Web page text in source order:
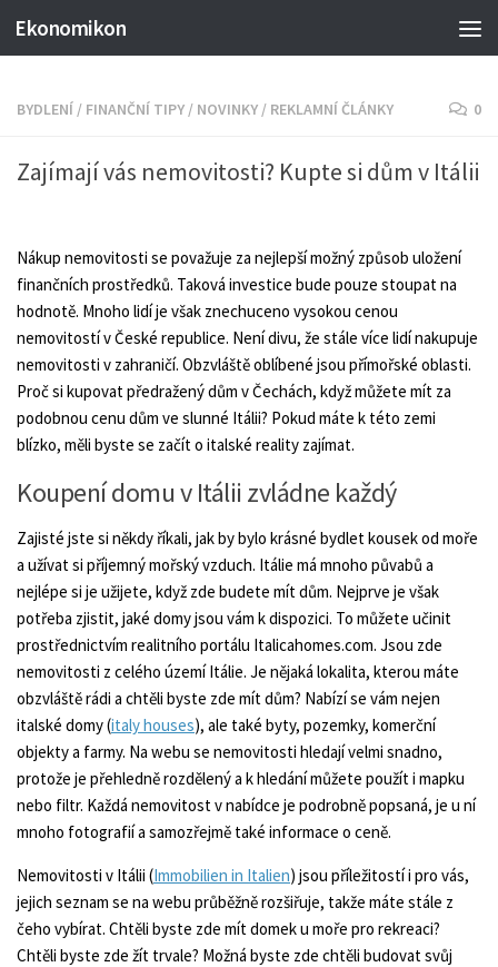
Ekonomikon
BYDLENÍ / FINANČNÍ TIPY / NOVINKY / REKLAMNÍ ČLÁNKY 0
Zajímají vás nemovitosti? Kupte si dům v Itálii
Nákup nemovitosti se považuje za nejlepší možný způsob uložení
finančních prostředků. Taková investice bude pouze stoupat na
hodnotě. Mnoho lidí je však znechuceno vysokou cenou
nemovitostí v České republice. Není divu, že stále více lidí nakupuje
nemovitosti v zahraničí. Obzvláště oblíbené jsou přímořské oblasti.
Proč si kupovat předražený dům v Čechách, když můžete mít za
podobnou cenu dům ve slunné Itálii? Pokud máte k této zemi
blízko, měli byste se začít o italské reality zajímat.
Koupení domu v Itálii zvládne každý
Zajisté jste si někdy říkali, jak by bylo krásné bydlet kousek od moře
a užívat si příjemný mořský vzduch. Itálie má mnoho půvabů a
nejlépe si je užijete, když zde budete mít dům. Nejprve je však
potřeba zjistit, jaké domy jsou vám k dispozici. To můžete učinit
prostřednictvím realitního portálu Italicahomes.com. Jsou zde
nemovitosti z celého území Itálie. Je nějaká lokalita, kterou máte
obzvláště rádi a chtěli byste zde mít dům? Nabízí se vám nejen
italské domy (italy houses), ale také byty, pozemky, komerční
objekty a farmy. Na webu se nemovitosti hledají velmi snadno,
protože je přehledně rozdělený a k hledání můžete použít i mapku
nebo filtr. Každá nemovitost v nabídce je podrobně popsaná, je u ní
mnoho fotografií a samozřejmě také informace o ceně.
Nemovitosti v Itálii (Immobilien in Italien) jsou příležitostí i pro vás,
jejich seznam se na webu průběžně rozšiřuje, takže máte stále z
čeho vybírat. Chtěli byste zde mít domek u moře pro rekreaci?
Chtěli byste zde žít trvale? Možná byste zde chtěli budovat svůj